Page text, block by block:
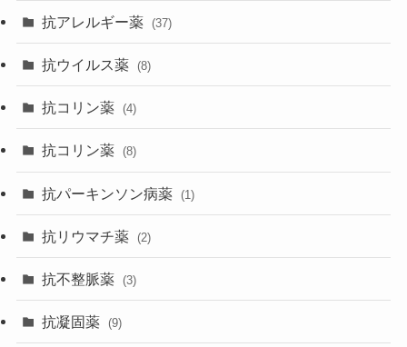
抗アレルギー薬 (37)
抗ウイルス薬 (8)
抗コリン薬 (4)
抗コリン薬 (8)
抗パーキンソン病薬 (1)
抗リウマチ薬 (2)
抗不整脈薬 (3)
抗凝固薬 (9)